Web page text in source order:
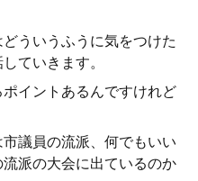
ういうふうに気をつけた
ていきます。
イントあるんですけれど
議員の流派、何でもいい
派の大会に出ているのか